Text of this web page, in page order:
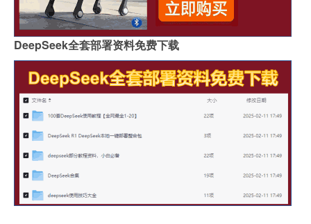
DeepSeek全套部署资料免费下载